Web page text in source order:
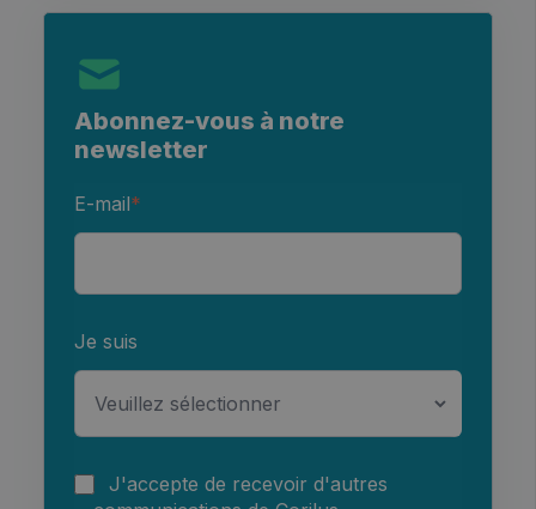
Abonnez-vous à notre
newsletter
E-mail*
Je suis
J'accepte de recevoir d'autres